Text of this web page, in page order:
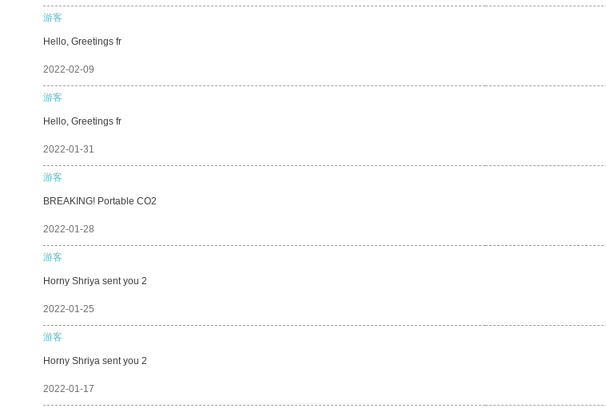
游客
Hello, Greetings fr
2022-02-09
游客
Hello, Greetings fr
2022-01-31
游客
BREAKING! Portable CO2
2022-01-28
游客
Horny Shriya sent you 2
2022-01-25
游客
Horny Shriya sent you 2
2022-01-17